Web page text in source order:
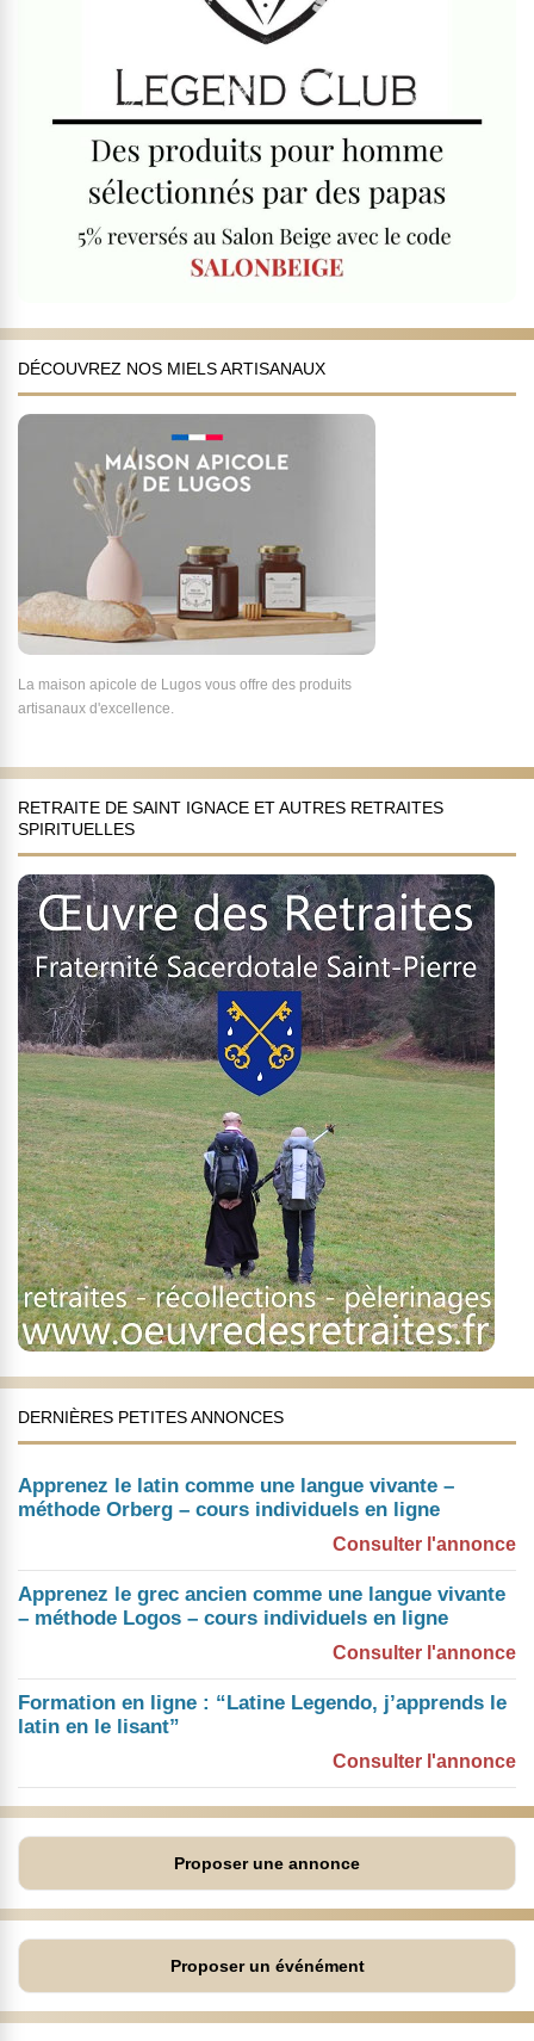
DÉCOUVREZ NOS MIELS ARTISANAUX
La maison apicole de Lugos vous offre des produits
artisanaux d'excellence.
RETRAITE DE SAINT IGNACE ET AUTRES RETRAITES
SPIRITUELLES
DERNIÈRES PETITES ANNONCES
Apprenez le latin comme une langue vivante –
méthode Orberg – cours individuels en ligne
Consulter l'annonce
Apprenez le grec ancien comme une langue vivante
– méthode Logos – cours individuels en ligne
Consulter l'annonce
Formation en ligne : “Latine Legendo, j’apprends le
latin en le lisant”
Consulter l'annonce
Proposer une annonce
Proposer un événément